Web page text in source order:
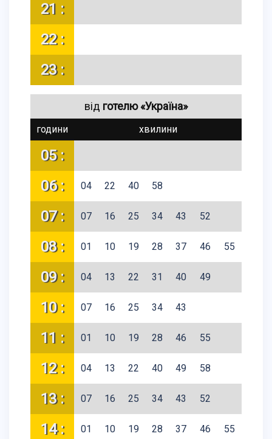
21 :
22 :
23 :
від готелю «Україна»
години хвилини
05 :
06 :
04 22 40 58
07 : 07 16 25 34 43 52
08 : 01 10 19 28 37 46 55
09 : 04 13 22 31 40 49
10 : 07 16 25 34 43
11 : 01 10 19 28 46 55
12 : 04 13 22 40 49 58
13 : 07 16 25 34 43 52
14 : 01 10 19 28 37 46 55